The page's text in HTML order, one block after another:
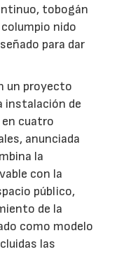
tobogán
nido
para dar
un proyecto
instalación de
cuatro
anunciada
la
con la
público,
de la
como modelo
las